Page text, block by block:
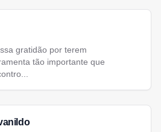
gratidão por terem
tão importante que